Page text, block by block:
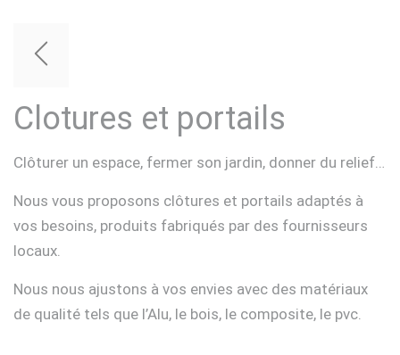
Clotures et portails
Clôturer un espace, fermer son jardin, donner du relief…
Nous vous proposons clôtures et portails adaptés à
vos besoins, produits fabriqués par des fournisseurs
locaux.
Nous nous ajustons à vos envies avec des matériaux
de qualité tels que l’Alu, le bois, le composite, le pvc.